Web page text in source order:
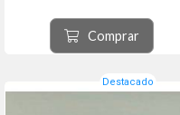
Comprar
Destacado